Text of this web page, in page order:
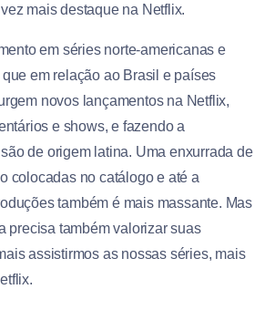
mais destaque na Netflix.
em séries norte-americanas e
em relação ao Brasil e países
novos lançamentos na Netflix,
e shows, e fazendo a
de origem latina. Uma enxurrada de
colocadas no catálogo e até a
também é mais massante. Mas
precisa também valorizar suas
assistirmos as nossas séries, mais